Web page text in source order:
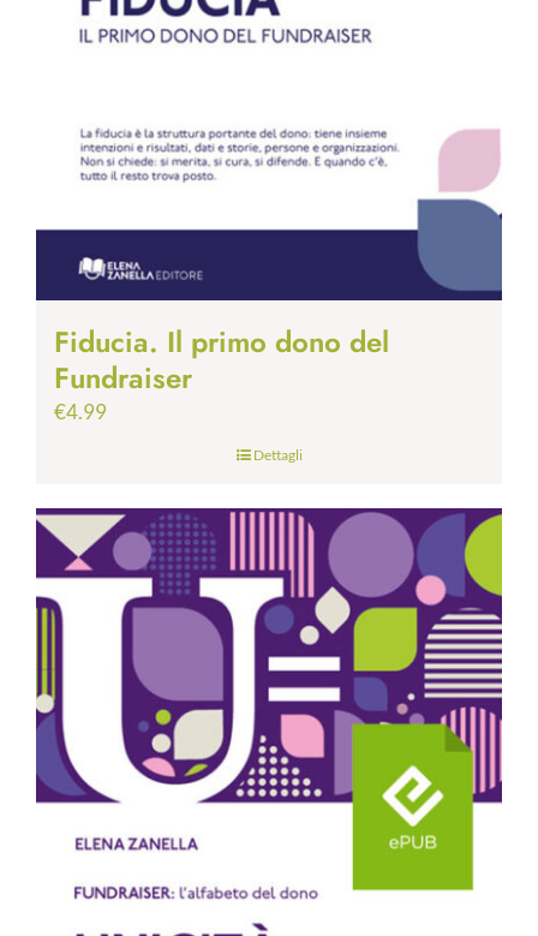
Fiducia. Il primo dono del
Fundraiser
€4.99
Dettagli